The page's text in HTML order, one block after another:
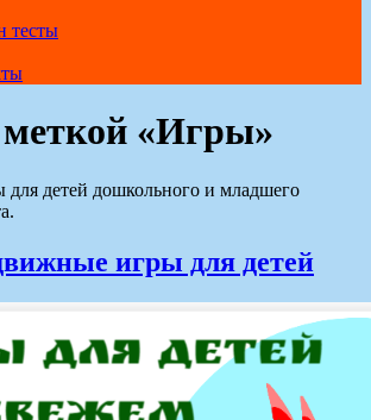
тесты
меткой «Игры»
детей дошкольного и младшего
игры для детей